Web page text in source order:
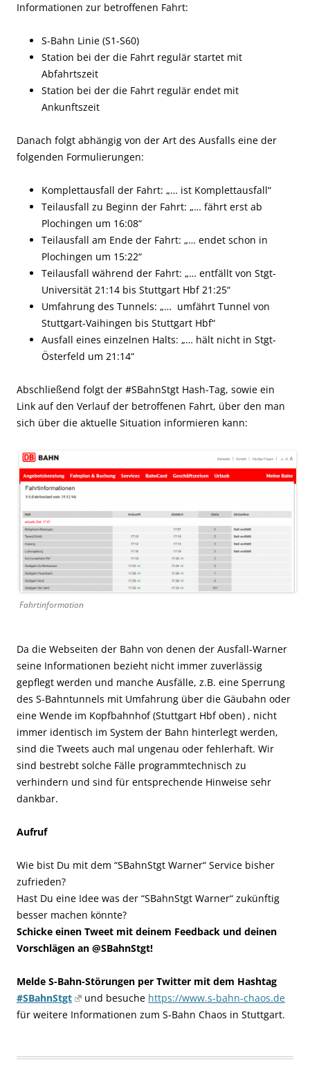
Informationen zur betroffenen Fahrt:
S-Bahn Linie (S1-S60)
Station bei der die Fahrt regulär startet mit
Abfahrtszeit
Station bei der die Fahrt regulär endet mit
Ankunftszeit
Danach folgt abhängig von der Art des Ausfalls eine der
folgenden Formulierungen:
Komplettausfall der Fahrt: „… ist Komplettausfall“
Teilausfall zu Beginn der Fahrt: „… fährt erst ab
Plochingen um 16:08“
Teilausfall am Ende der Fahrt: „… endet schon in
Plochingen um 15:22“
Teilausfall während der Fahrt: „… entfällt von Stgt-
Universität 21:14 bis Stuttgart Hbf 21:25“
Umfahrung des Tunnels: „… umfährt Tunnel von
Stuttgart-Vaihingen bis Stuttgart Hbf“
Ausfall eines einzelnen Halts: „… hält nicht in Stgt-
Österfeld um 21:14“
Abschließend folgt der #SBahnStgt Hash-Tag, sowie ein
Link auf den Verlauf der betroffenen Fahrt, über den man
sich über die aktuelle Situation informieren kann:
Fahrtinformation
Da die Webseiten der Bahn von denen der Ausfall-Warner
seine Informationen bezieht nicht immer zuverlässig
gepflegt werden und manche Ausfälle, z.B. eine Sperrung
des S-Bahntunnels mit Umfahrung über die Gäubahn oder
eine Wende im Kopfbahnhof (Stuttgart Hbf oben) , nicht
immer identisch im System der Bahn hinterlegt werden,
sind die Tweets auch mal ungenau oder fehlerhaft. Wir
sind bestrebt solche Fälle programmtechnisch zu
verhindern und sind für entsprechende Hinweise sehr
dankbar.
Aufruf
Wie bist Du mit dem “SBahnStgt Warner“ Service bisher
zufrieden?
Hast Du eine Idee was der “SBahnStgt Warner“ zukünftig
besser machen könnte?
Schicke einen Tweet mit deinem Feedback und deinen
Vorschlägen an @SBahnStgt!
Melde S-Bahn-Störungen per Twitter mit dem Hashtag
#SBahnStgt
und besuche https://www.s-bahn-chaos.de
für weitere Informationen zum S-Bahn Chaos in Stuttgart.